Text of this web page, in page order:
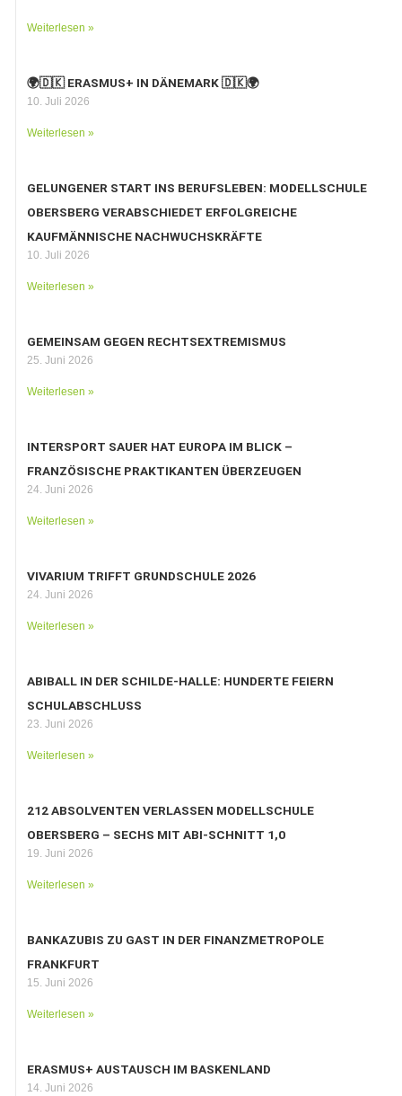
Weiterlesen »
🌍🇩🇰 ERASMUS+ IN DÄNEMARK 🇩🇰🌍
10. Juli 2026
Weiterlesen »
GELUNGENER START INS BERUFSLEBEN: MODELLSCHULE
OBERSBERG VERABSCHIEDET ERFOLGREICHE
KAUFMÄNNISCHE NACHWUCHSKRÄFTE
10. Juli 2026
Weiterlesen »
GEMEINSAM GEGEN RECHTSEXTREMISMUS
25. Juni 2026
Weiterlesen »
INTERSPORT SAUER HAT EUROPA IM BLICK –
FRANZÖSISCHE PRAKTIKANTEN ÜBERZEUGEN
24. Juni 2026
Weiterlesen »
VIVARIUM TRIFFT GRUNDSCHULE 2026
24. Juni 2026
Weiterlesen »
ABIBALL IN DER SCHILDE-HALLE: HUNDERTE FEIERN
SCHULABSCHLUSS
23. Juni 2026
Weiterlesen »
212 ABSOLVENTEN VERLASSEN MODELLSCHULE
OBERSBERG – SECHS MIT ABI-SCHNITT 1,0
19. Juni 2026
Weiterlesen »
BANKAZUBIS ZU GAST IN DER FINANZMETROPOLE
FRANKFURT
15. Juni 2026
Weiterlesen »
ERASMUS+ AUSTAUSCH IM BASKENLAND
14. Juni 2026